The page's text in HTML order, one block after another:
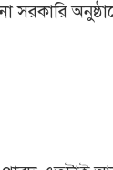
সরকারি